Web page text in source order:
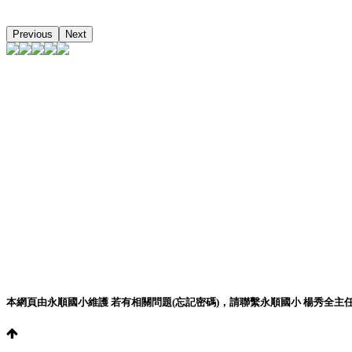
Previous Next
本網頁由永順國小維護 若有相關問題(忘記密碼)，請聯繫永順國小 楊秀全主